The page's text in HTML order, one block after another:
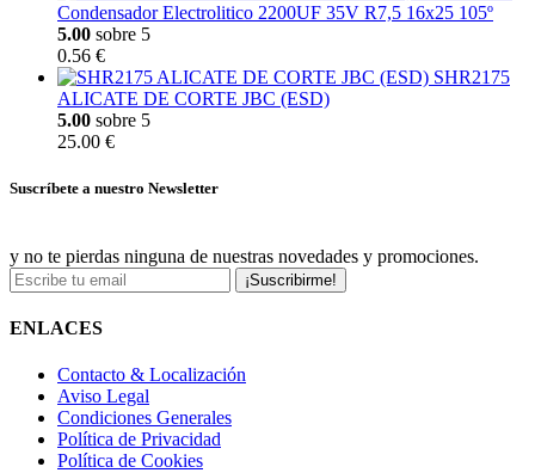
Condensador Electrolitico 2200UF 35V R7,5 16x25 105º
5.00 sobre 5
0.56 €
SHR2175
ALICATE DE CORTE JBC (ESD)
5.00 sobre 5
25.00 €
Suscríbete a nuestro Newsletter
y no te pierdas ninguna de nuestras novedades y promociones.
¡Suscribirme!
ENLACES
Contacto & Localización
Aviso Legal
Condiciones Generales
Política de Privacidad
Política de Cookies